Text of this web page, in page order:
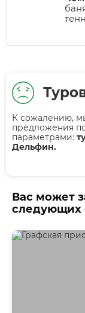
К сожалению,
предложения
параметрами:
Дельфин.
Вас может
следующих